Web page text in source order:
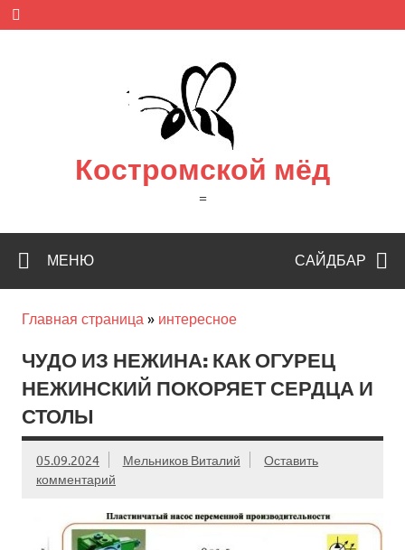
Skip
content
Костромской мёд
=
САЙДБАР
МЕНЮ
Главная страница » интересное
ЧУДО ИЗ НЕЖИНА: КАК ОГУРЕЦ
НЕЖИНСКИЙ ПОКОРЯЕТ СЕРДЦА И
СТОЛЫ
05.09.2024 Мельников Виталий
Оставить
комментарий